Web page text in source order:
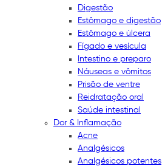
Digestão
Estômago e digestão
Estômago e úlcera
Fígado e vesícula
Intestino e preparo
Náuseas e vômitos
Prisão de ventre
Reidratação oral
Saúde intestinal
Dor & Inflamação
Acne
Analgésicos
Analgésicos potentes